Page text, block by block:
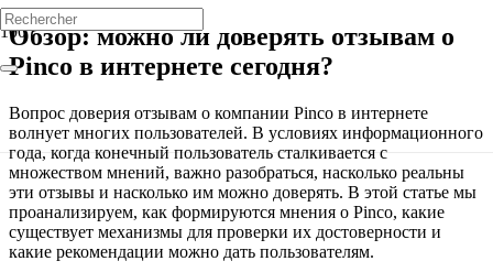
Обзор: можно ли доверять отзывам о
Pinco в интернете сегодня?
Вопрос доверия отзывам о компании Pinco в интернете
волнует многих пользователей. В условиях информационного
года, когда конечный пользователь сталкивается с
множеством мнений, важно разобраться, насколько реальны
эти отзывы и насколько им можно доверять. В этой статье мы
проанализируем, как формируются мнения о Pinco, какие
существует механизмы для проверки их достоверности и
какие рекомендации можно дать пользователям.